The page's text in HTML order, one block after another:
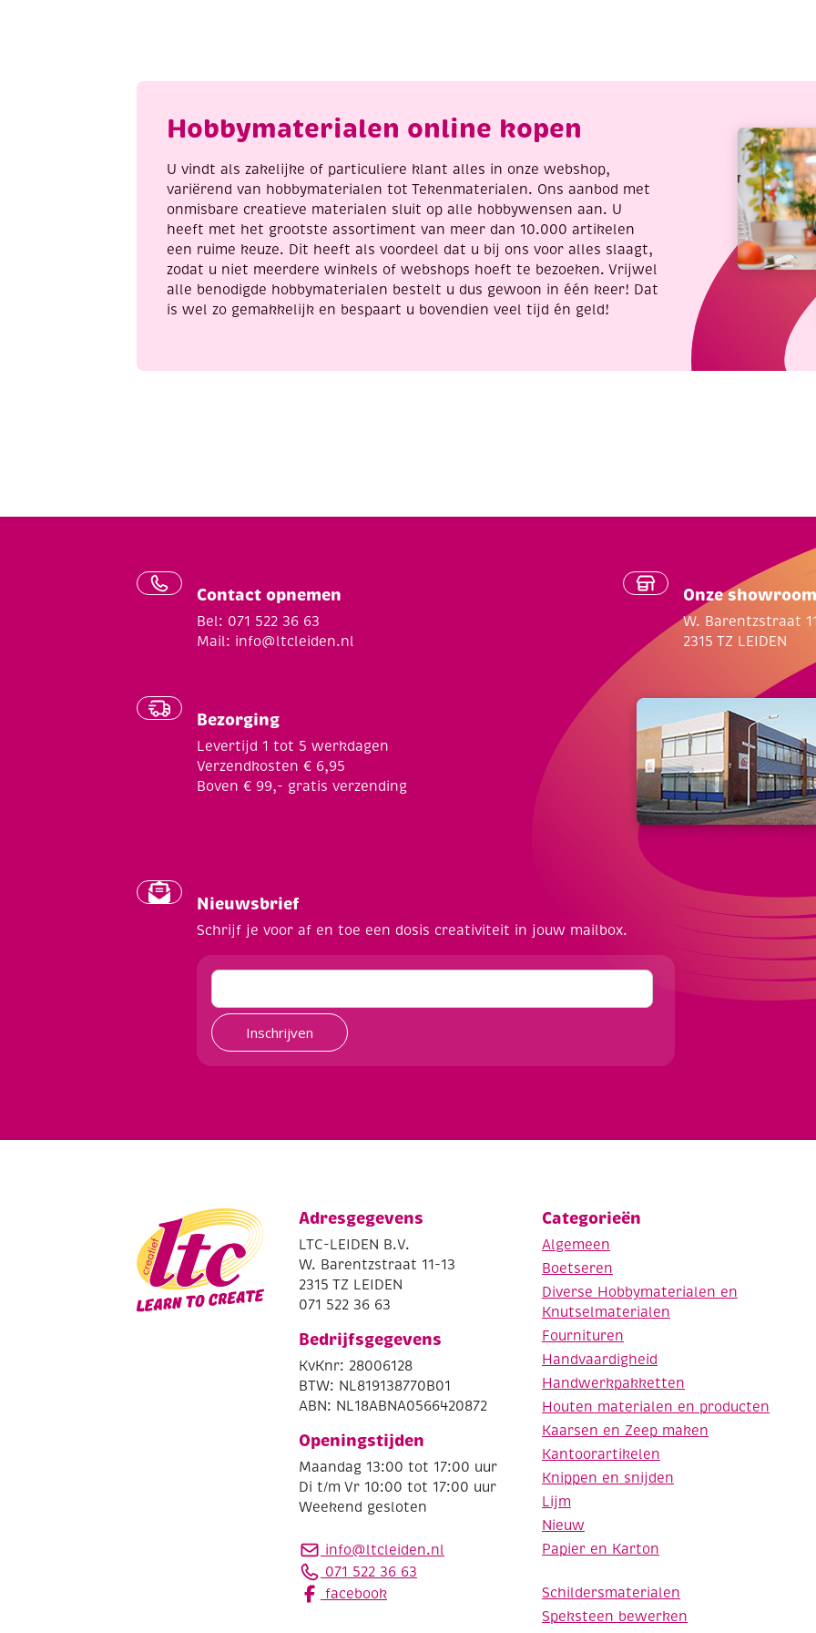
Touw, mos, dennenappels, droogbloemen (voor
Breng de onderwaterdieren tot leven in een warme, houten
Hobbymaterialen online kopen
U vindt als zakelijke of particuliere klant alles in onze webshop,
variërend van hobbymaterialen tot Tekenmaterialen. Ons aanbod met
onmisbare creatieve materialen sluit op alle hobbywensen aan. U
heeft met het grootste assortiment van meer dan 10.000 artikelen
een ruime keuze. Dit heeft als voordeel dat u bij ons voor alles slaagt,
zodat u niet meerdere winkels of webshops hoeft te bezoeken. Vrijwel
alle benodigde hobbymaterialen bestelt u dus gewoon in één keer! Dat
is wel zo gemakkelijk en bespaart u bovendien veel tijd én geld!
Contact opnemen
Bel: 071 522 36 63
Mail: info@ltcleiden.nl
Bezorging
Levertijd 1 tot 5 werkdagen
Verzendkosten € 6,95
Boven € 99,- gratis verzending
Onze showroom
W. Barentzstraat
2315 TZ LEIDEN
Nieuwsbrief
Schrijf je voor af en toe een dosis creativiteit in jouw mailbox.
Inschrijven
Adresgegevens
LTC-LEIDEN B.V.
W. Barentzstraat 11-13
2315 TZ LEIDEN
071 522 36 63
Bedrijfsgegevens
KvKnr: 28006128
BTW: NL819138770B01
ABN: NL18ABNA0566420872
Openingstijden
Maandag 13:00 tot 17:00 uur
Di t/m Vr 10:00 tot 17:00 uur
Weekend gesloten
info@ltcleiden.nl
071 522 36 63
facebook
Categorieën
Algemeen
Boetseren
Diverse Hobbymaterialen en
Knutselmaterialen
Fournituren
Handvaardigheid
Handwerkpakketten
Houten materialen en producten
Kaarsen en Zeep maken
Kantoorartikelen
Knippen en snijden
Lijm
Nieuw
Papier en Karton
Schildersmaterialen
Speksteen bewerken